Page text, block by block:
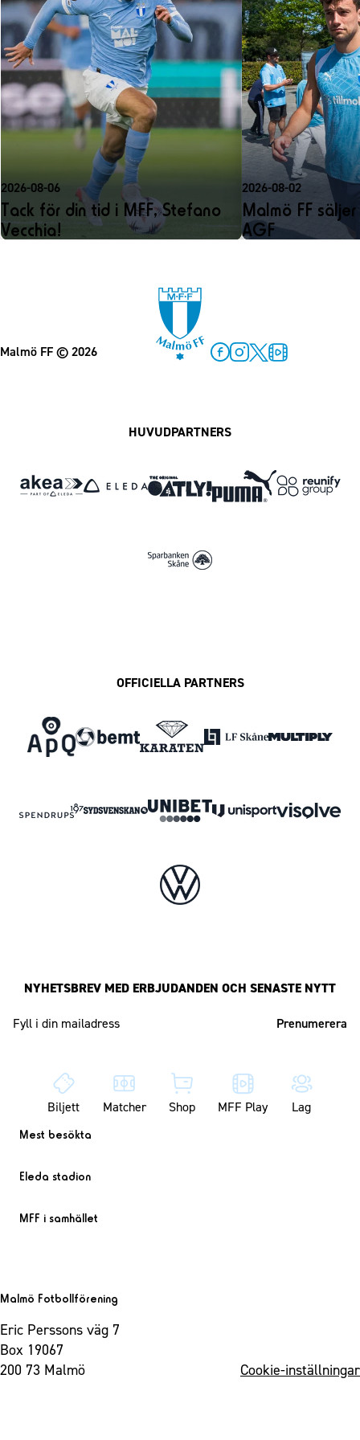
2026-08-06
Tack för din tid i MFF, Stefano
Vecchia!
2026-08-02
Malmö FF
AGF
Malmö FF© 2026
HUVUDPARTNERS
OFFICIELLA PARTNERS
NYHETSBREV MED ERBJUDANDEN OCH SENASTE NYTT
Biljett Matcher Shop MFF Play Lag
Mest besökta
Eleda stadion
MFF i samhället
Malmö Fotbollförening
Eric Perssons väg 7
Box 19067
200 73 Malmö
Cookie-inställningar